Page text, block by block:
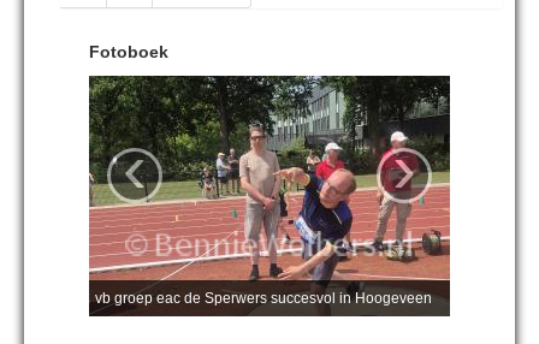
Fotoboek
vb groep eac de Sperwers succesvol in Hoogeveen
‹ ›